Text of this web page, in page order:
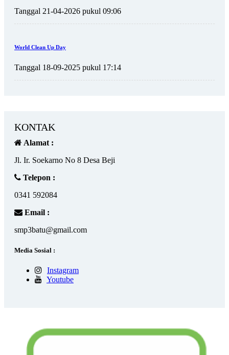
Tanggal 21-04-2026 pukul 09:06
World Clean Up Day
Tanggal 18-09-2025 pukul 17:14
KONTAK
Alamat :
Jl. Ir. Soekarno No 8 Desa Beji
Telepon :
0341 592084
Email :
smp3batu@gmail.com
Media Sosial :
Instagram
Youtube